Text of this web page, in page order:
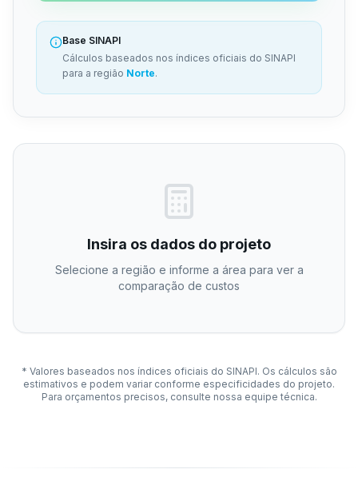
Base SINAPI
Cálculos baseados nos índices oficiais do SINAPI
para a região Norte.
Insira os dados do projeto
Selecione a região e informe a área para ver a
comparação de custos
* Valores baseados nos índices oficiais do SINAPI. Os cálculos são
estimativos e podem variar conforme especificidades do projeto.
Para orçamentos precisos, consulte nossa equipe técnica.